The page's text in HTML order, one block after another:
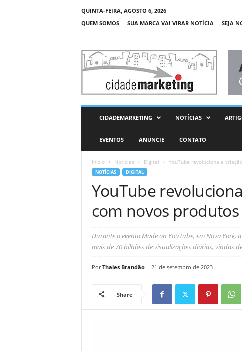
QUINTA-FEIRA, AGOSTO 6, 2026
QUEM SOMOS
SUA MARCA VAI VIRAR NOTÍCIA SEJA
C
d
CIDADEMARKETING NOTÍCIAS
EVENTOS ANUNCIE CONTATO
Início Notícias Digital YouTube revoluciona a
NOTÍCIAS DIGITAL
YouTube
com novos
Durante o evento Made on YouTube, em Nova
mais de 70 bilhões de visualizações diárias, vindas
Por Thales Brandão- 21 de setembro de 2023
Share